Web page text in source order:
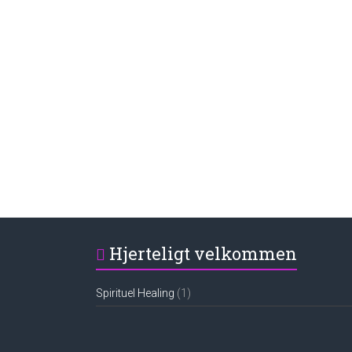
Hjerteligt velkommen
Spirituel Healing (1)